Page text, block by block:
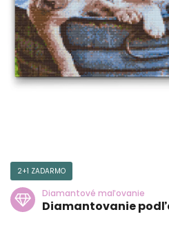
2+1 ZADARMO
Diamantové maľovanie
Diamantovanie